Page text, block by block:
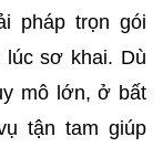
pháp trọn gói
lúc sơ khai. Dù
mô lớn, ở bất
tận tam giúp